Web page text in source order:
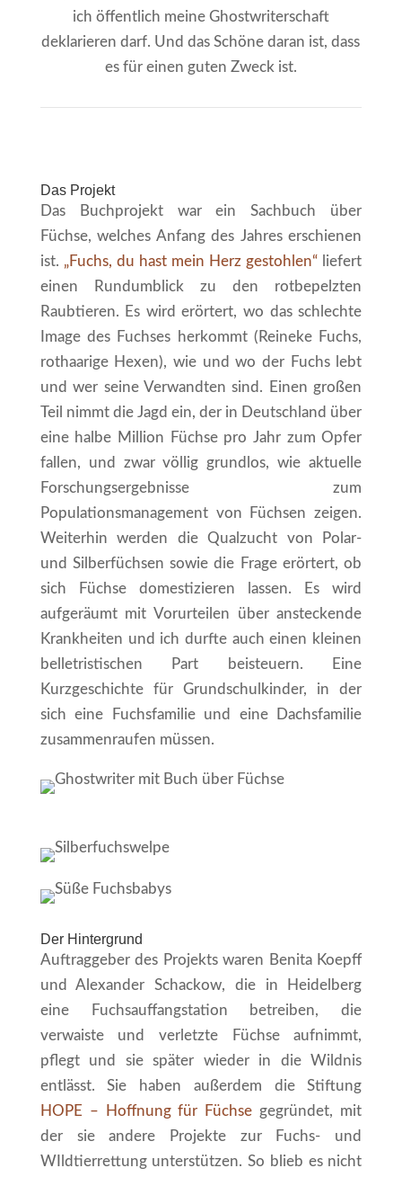
ich öffentlich meine Ghostwriterschaft
deklarieren darf. Und das Schöne daran ist, dass
es für einen guten Zweck ist.
Das Projekt
Das Buchprojekt war ein Sachbuch über
Füchse, welches Anfang des Jahres erschienen
ist. „Fuchs, du hast mein Herz gestohlen“ liefert
einen Rundumblick zu den rotbepelzten
Raubtieren. Es wird erörtert, wo das schlechte
Image des Fuchses herkommt (Reineke Fuchs,
rothaarige Hexen), wie und wo der Fuchs lebt
und wer seine Verwandten sind. Einen großen
Teil nimmt die Jagd ein, der in Deutschland über
eine halbe Million Füchse pro Jahr zum Opfer
fallen, und zwar völlig grundlos, wie aktuelle
Forschungsergebnisse zum
Populationsmanagement von Füchsen zeigen.
Weiterhin werden die Qualzucht von Polar-
und Silberfüchsen sowie die Frage erörtert, ob
sich Füchse domestizieren lassen. Es wird
aufgeräumt mit Vorurteilen über ansteckende
Krankheiten und ich durfte auch einen kleinen
belletristischen Part beisteuern. Eine
Kurzgeschichte für Grundschulkinder, in der
sich eine Fuchsfamilie und eine Dachsfamilie
zusammenraufen müssen.
Der Hintergrund
Auftraggeber des Projekts waren Benita Koepff
und Alexander Schackow, die in Heidelberg
eine Fuchsauffangstation betreiben, die
verwaiste und verletzte Füchse aufnimmt,
pflegt und sie später wieder in die Wildnis
entlässt. Sie haben außerdem die Stiftung
HOPE – Hoffnung für Füchse gegründet, mit
der sie andere Projekte zur Fuchs- und
WIldtierrettung unterstützen. So blieb es nicht